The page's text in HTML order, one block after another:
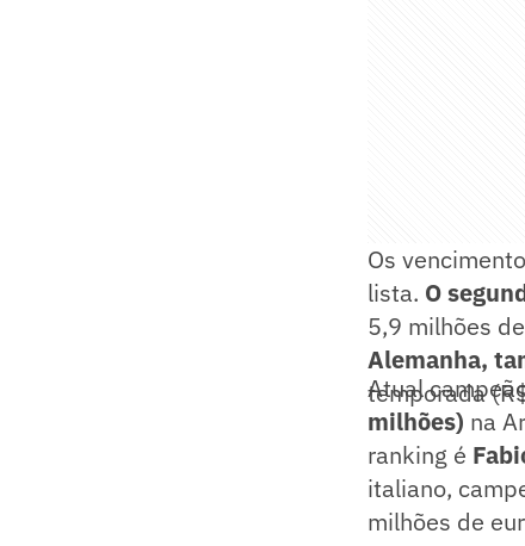
Os
lista. O
5,9 milhões
Alemanha,
temporada
Atual
milhões) na
ranking é
italiano,
milhões de